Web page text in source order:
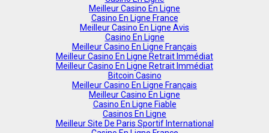
Meilleur Casino En Ligne
Casino En Ligne France
Meilleur Casino En Ligne Avis
Casino En Ligne
Meilleur Casino En Ligne Français
Meilleur Casino En Ligne Retrait Immédiat
Meilleur Casino En Ligne Retrait Immédiat
Bitcoin Casino
Meilleur Casino En Ligne Français
Meilleur Casino En Ligne
Casino En Ligne Fiable
Casinos En Ligne
Meilleur Site De Paris Sportif International